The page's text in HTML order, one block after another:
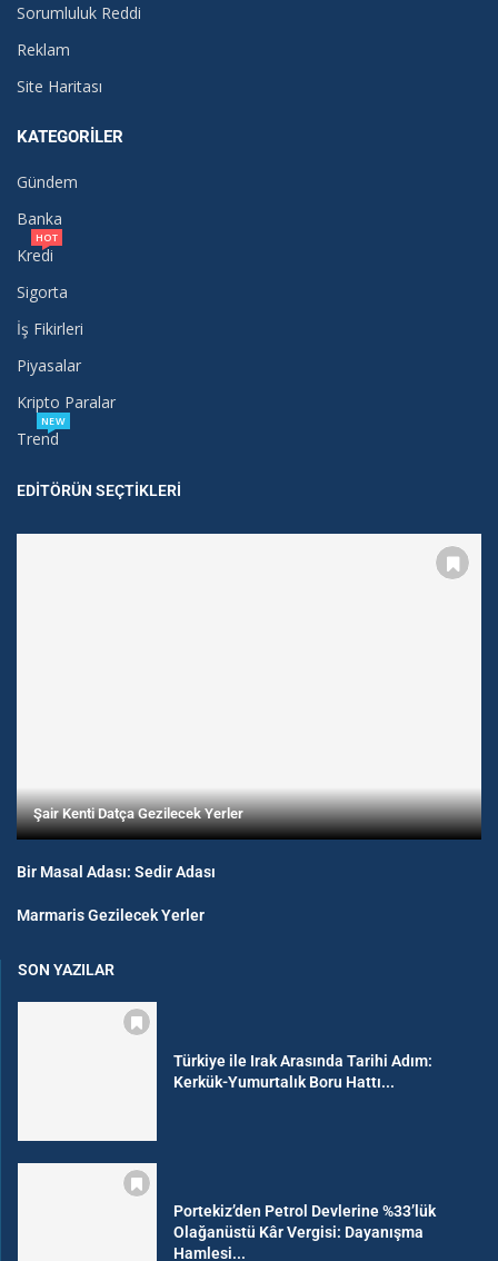
Sorumluluk Reddi
Reklam
Site Haritası
KATEGORILER
Gündem
Banka
Kredi
HOT
Sigorta
İş Fikirleri
Piyasalar
Kripto Paralar
Trend
NEW
EDITÖRÜN SEÇTIKLERI
Şair Kenti Datça Gezilecek Yerler
Bir Masal Adası: Sedir Adası
Marmaris Gezilecek Yerler
SON YAZILAR
Türkiye ile Irak Arasında Tarihi Adım:
Kerkük-Yumurtalık Boru Hattı...
Portekiz’den Petrol Devlerine %33’lük
Olağanüstü Kâr Vergisi: Dayanışma
Hamlesi...